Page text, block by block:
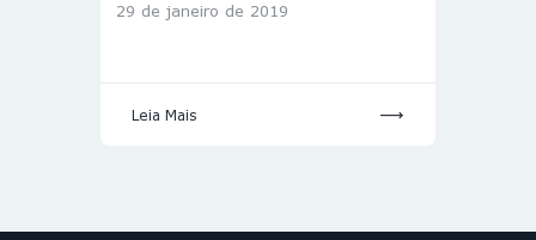
HOME
29 de janeiro de 2019
Leia Mais